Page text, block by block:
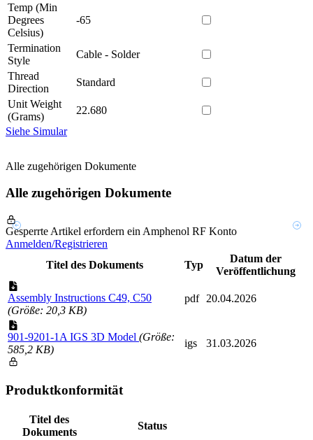
Temp (Min
Degrees
Celsius)
-65
Termination
Style
Cable - Solder
Thread
Direction
Standard
Unit Weight
(Grams)
22.680
Siehe Simular
Alle zugehörigen Dokumente
Alle zugehörigen Dokumente
Gesperrte Artikel erfordern ein Amphenol RF Konto
Anmelden/Registrieren
Titel des Dokuments
Typ
Datum der
Veröffentlichung
Assembly Instructions C49, C50
(Größe: 20,3 KB)
pdf 20.04.2026
901-9201-1A IGS 3D Model (Größe:
585,2 KB)
igs 31.03.2026
Produktkonformität
Titel des
Dokuments
Status